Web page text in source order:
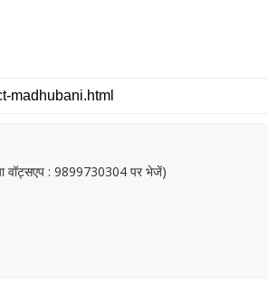
वॉट्सएप : 9899730304 पर भेजें)